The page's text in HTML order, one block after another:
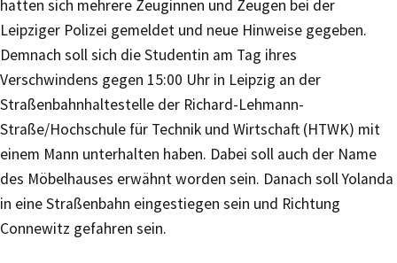
hatten sich mehrere Zeuginnen und Zeugen bei der
Leipziger Polizei gemeldet und neue Hinweise gegeben.
Demnach soll sich die Studentin am Tag ihres
Verschwindens gegen 15:00 Uhr in Leipzig an der
Straßenbahnhaltestelle der Richard-Lehmann-
Straße/Hochschule für Technik und Wirtschaft (HTWK) mit
einem Mann unterhalten haben. Dabei soll auch der Name
des Möbelhauses erwähnt worden sein. Danach soll Yolanda
in eine Straßenbahn eingestiegen sein und Richtung
Connewitz gefahren sein.